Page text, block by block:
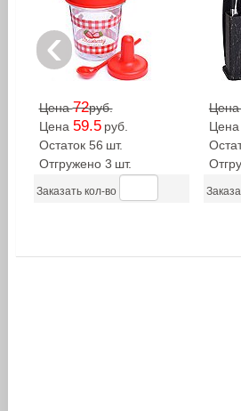
Цена72руб.
Цена 59.5 руб.
Остаток 56 шт.
Отгружено 3 шт.
Заказать кол-во
Цена
‹